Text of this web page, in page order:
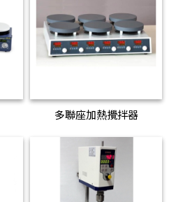
多聯座加熱攪拌器